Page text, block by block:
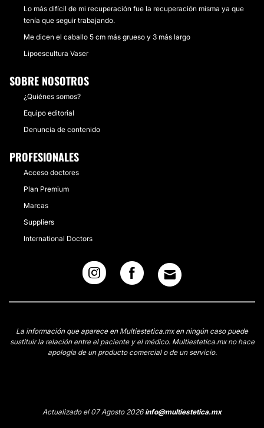
Lo más difícil de mi recuperación fue la recuperación misma ya que
tenía que seguir trabajando.
Me dicen el caballo 5 cm más grueso y 3 más largo
Lipoescultura Vaser
SOBRE NOSOTROS
¿Quiénes somos?
Equipo editorial
Denuncia de contenido
PROFESIONALES
Acceso doctores
Plan Premium
Marcas
Suppliers
International Doctors
La información que aparece en Multiestetica.mx en ningún caso puede
sustituir la relación entre el paciente y el médico. Multiestetica.mx no hace
apología de un producto comercial o de un servicio.
Actualizado el 07 Agosto 2026info@multiestetica.mx